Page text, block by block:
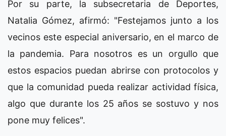
Por su parte, la subsecretaria de Deportes,
Natalia Gómez, afirmó: "Festejamos junto a los
vecinos este especial aniversario, en el marco de
la pandemia. Para nosotros es un orgullo que
estos espacios puedan abrirse con protocolos y
que la comunidad pueda realizar actividad física,
algo que durante los 25 años se sostuvo y nos
pone muy felices".